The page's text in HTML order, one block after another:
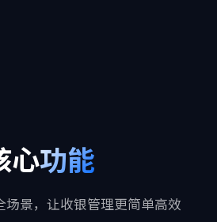
心功能
场景，让收银管理更简单高效